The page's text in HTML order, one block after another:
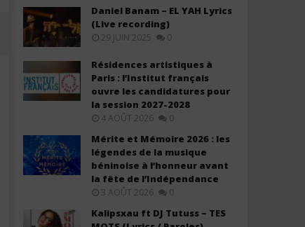
Black M ft. Ariel Sheney – Monter
Descendre (Lyrics / Paroles)
Gims – Fantaisie (Lyrics /
Daniel Banam – EL YAH Lyrics
(Live recording)
29 JUIN 2025 0
Résidences artistiques à
Paris : l’Institut français
ouvre les candidatures pour
la session 2027-2028
4 AOÛT 2026 0
Mérite et Mémoire 2026 : les
légendes de la musique
béninoise à l’honneur avant
la fête de l’Indépendance
3 AOÛT 2026 0
Kalipsxau ft DJ Tutuss – TES